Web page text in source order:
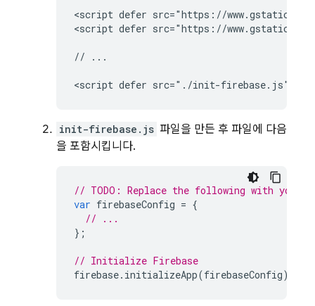
<script defer src="https://
<script defer src="https://
// ...
init-firebase.js 파일을 만든 후 파일에 다음
을 포함시킵니다.
// TODO: Replace the following with your
var firebaseConfig = {
// ...
};
// Initialize Firebase
firebase. initializeApp(firebaseConfig);